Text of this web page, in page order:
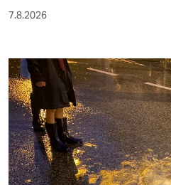
7.8.2026